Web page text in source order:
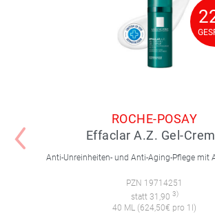
ROCHE-POSAY
Effaclar A.Z. Gel-
PZN 19714251
statt 31,90 3)
40 ML (624,50€ pro 1l)